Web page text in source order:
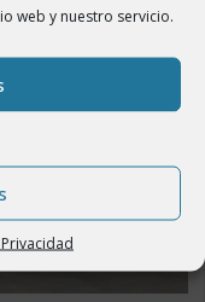
web y nuestro servicio.